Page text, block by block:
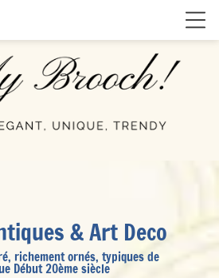
& Art Deco
richement ornés, typiques de
Début 20ème siècle